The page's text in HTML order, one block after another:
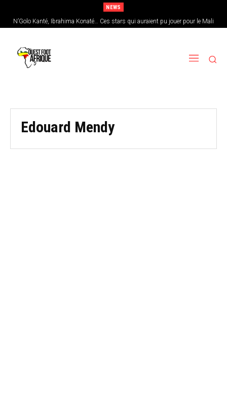
NEWS
N’Golo Kanté, Ibrahima Konaté… Ces stars qui auraient pu jouer pour le Mali
Edouard Mendy